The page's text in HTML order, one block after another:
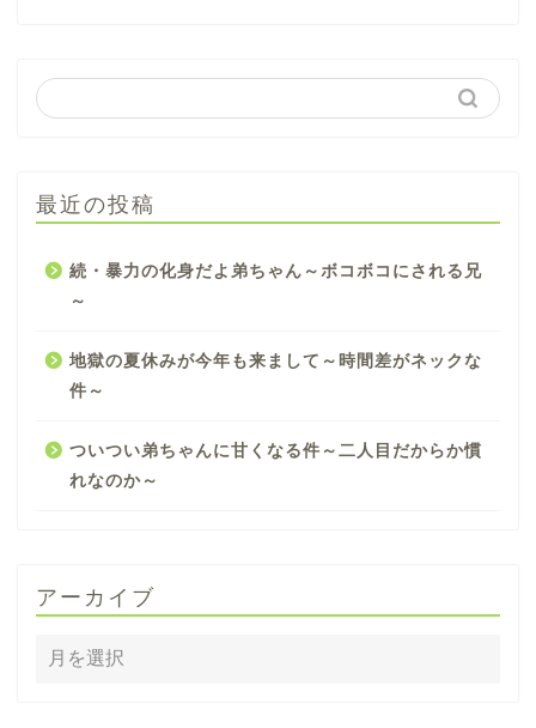
最近の投稿
続・暴力の化身だよ弟ちゃん～ボコボコにされる兄
～
地獄の夏休みが今年も来まして～時間差がネックな
件～
ついつい弟ちゃんに甘くなる件～二人目だからか慣
れなのか～
アーカイブ